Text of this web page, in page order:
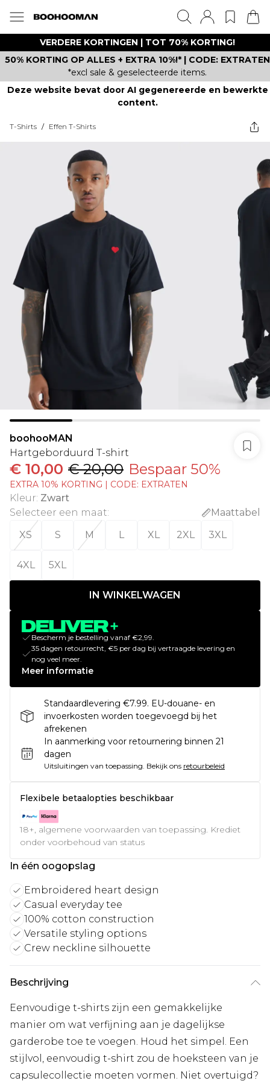
VERDERE KORTINGEN | TOT 70% KORTING!
50% KORTING OP ALLES + EXTRA 10%!* | CODE: EXTRATEN
*excl sale & geselecteerde items.
Deze website bevat door AI gegenereerde en bewerkte
content.
T-Shirts / Effen T-Shirts
boohooMAN
Hartgeborduurd T-shirt
€ 10,00 € 20,00 Bespaar 50%
EXTRA 10% KORTING | CODE: EXTRATEN
Kleur: Zwart
Selecteer een maat:
Maattabel
XS
S M L XL 2XL 3XL
4XL 5XL
IN WINKELWAGEN
Bescherm je bestelling vanaf €2,99.
35 dagen retourrecht, €5 per dag bij vertraagde levering en
nog veel meer.
Meer informatie
Standaardlevering €7.99. EU-douane- en
invoerkosten worden toegevoegd bij het
afrekenen
In aanmerking voor retournering binnen 21
dagen
Uitsluitingen van toepassing. Bekijk ons retourbeleid
Flexibele betaalopties beschikbaar
18+, algemene voorwaarden van toepassing. Krediet
onder voorbehoud van status
In één oogopslag
Embroidered heart design
Casual everyday tee
100% cotton construction
Versatile styling options
Crew neckline silhouette
Beschrijving
Eenvoudige t-shirts zijn een gemakkelijke
manier om wat verfijning aan je dagelijkse
garderobe toe te voegen. Houd het simpel. Een
stijlvol, eenvoudig t-shirt zou de hoeksteen van je
capsulecollectie moeten vormen. Niet overtuigd?